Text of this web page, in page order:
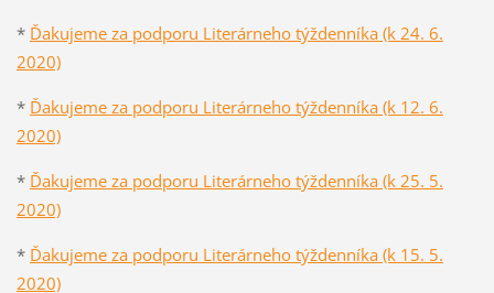
* Ďakujeme za podporu Literárneho týždenníka (k 24. 6.
2020)
* Ďakujeme za podporu Literárneho týždenníka (k 12. 6.
2020)
* Ďakujeme za podporu Literárneho týždenníka (k 25. 5.
2020)
* Ďakujeme za podporu Literárneho týždenníka (k 15. 5.
2020)